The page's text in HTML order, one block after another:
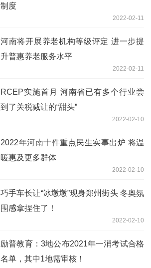
制度
2022-02-11
河南将开展养老机构等级评定 进一步提
升普惠养老服务水平
2022-02-11
RCEP实施首月 河南省已有多个行业尝
到了关税减让的“甜头”
2022-02-10
2022年河南十件重点民生实事出炉 将温
暖惠及更多群体
2022-02-10
巧手车长让“冰墩墩”现身郑州街头 冬奥氛
围感拿捏住了！
2022-02-10
励普教育：3地公布2021年一消考试合格
名单，其中1地需审核！